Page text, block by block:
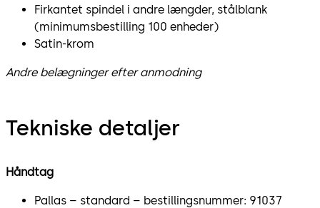
Firkantet spindel i andre længder, stålblank
(minimumsbestilling 100 enheder)
Satin-krom
Andre belægninger efter anmodning
Tekniske detaljer
Håndtag
Pallas – standard – bestillingsnummer: 91037